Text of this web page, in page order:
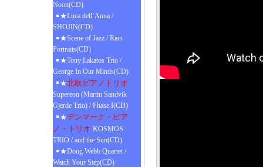
Noon(CD)
★Luca dell’Anna /
SHOJIN(CD)
★Scene of Jazz / Rain
Portraits(CD)
★Tony Lakatos Trio /
George In Our Minds(CD)
★北欧ピアノトリオ
Supereon (Martin Sandvik
Gjerde Trio) / Phase I(CD)
★デンマーク・ピア
ノ・トリオ KOSMOS
TRIO / and the Sun(CD)
★Doug Webb Quartet /
Watch Your Step(CD)